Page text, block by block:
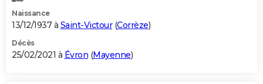
Naissance
13/12/1937 à Saint-Victour(Corrèze)
Décès
25/02/2021 à Évron (Mayenne)